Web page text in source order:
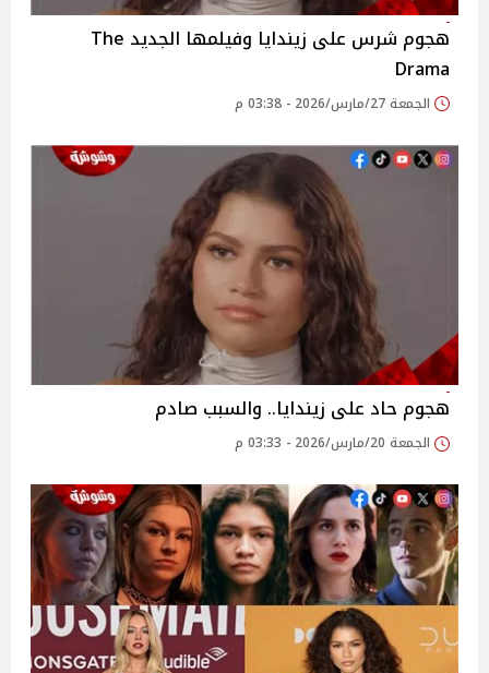
هجوم شرس على زيندايا وفيلمها الجديد The
Drama
الجمعة 27/مارس/2026 - 03:38 م
هجوم حاد على زيندايا.. والسبب صادم
الجمعة 20/مارس/2026 - 03:33 م